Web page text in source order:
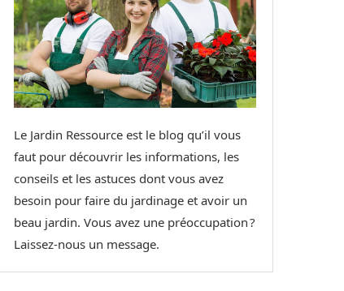
Le Jardin Ressource est le blog qu’il vous
faut pour découvrir les informations, les
conseils et les astuces dont vous avez
besoin pour faire du jardinage et avoir un
beau jardin. Vous avez une préoccupation ?
Laissez-nous un message.